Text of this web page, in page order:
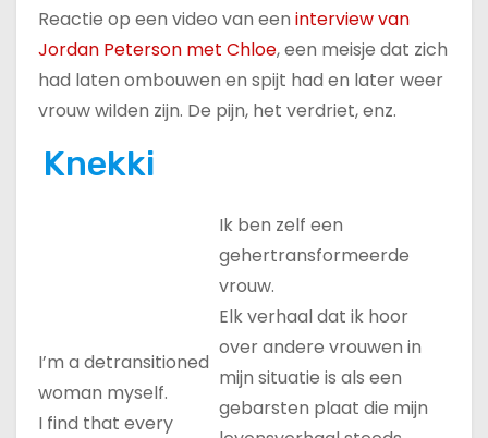
Reactie op een video van een interview van
Jordan Peterson met Chloe, een meisje dat zich
had laten ombouwen en spijt had en later weer
vrouw wilden zijn. De pijn, het verdriet, enz.
Knekki
I’m a detransitioned
woman myself.
I find that every
Ik ben zelf een
gehertransformeerde
vrouw.
Elk verhaal dat ik hoor
over andere vrouwen in
mijn situatie is als een
gebarsten plaat die mijn